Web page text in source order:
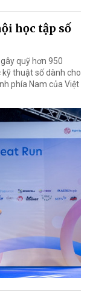
học tập số
quỹ hơn 950
thuật số dành cho
phía Nam của Việt